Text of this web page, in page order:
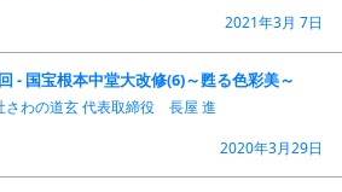
2021年3月 7日
- 国宝根本中堂大改修(6)～甦る色彩美～
さわの道玄 代表取締役 長屋 進
2020年3月29日